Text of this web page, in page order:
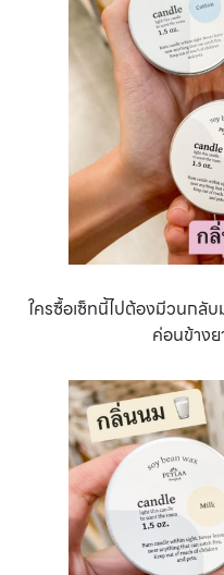
ใครซื้อเซ็ทนี้ไปต้องมีวนกลั
ค่อนข้าง